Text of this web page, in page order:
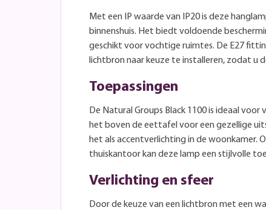
Met een IP waarde van IP20 is deze
binnenshuis. Het biedt voldoende
geschikt voor vochtige ruimtes. De E27
lichtbron naar keuze te installeren, zodat u
Toepassingen
De Natural Groups Black 1100 is ideaal voor
het boven de eettafel voor een gezellige
het als accentverlichting in de woonkamer.
thuiskantoor kan deze lamp een stijlvolle
Verlichting en sfeer
Door de keuze van een lichtbron met een